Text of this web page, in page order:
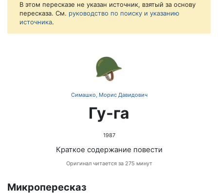
В этом пересказе не указан источник, взятый за основу
пересказа. См. руководство по поиску и указанию
источника.
🪖
Симашко, Морис Давидович
Гу-га
1987
Краткое содержание повести
Оригинал читается за 275 минут
Микропересказ